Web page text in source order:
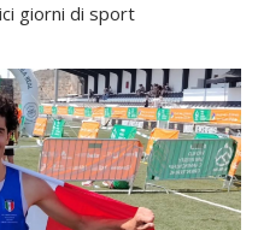
giorni di sport